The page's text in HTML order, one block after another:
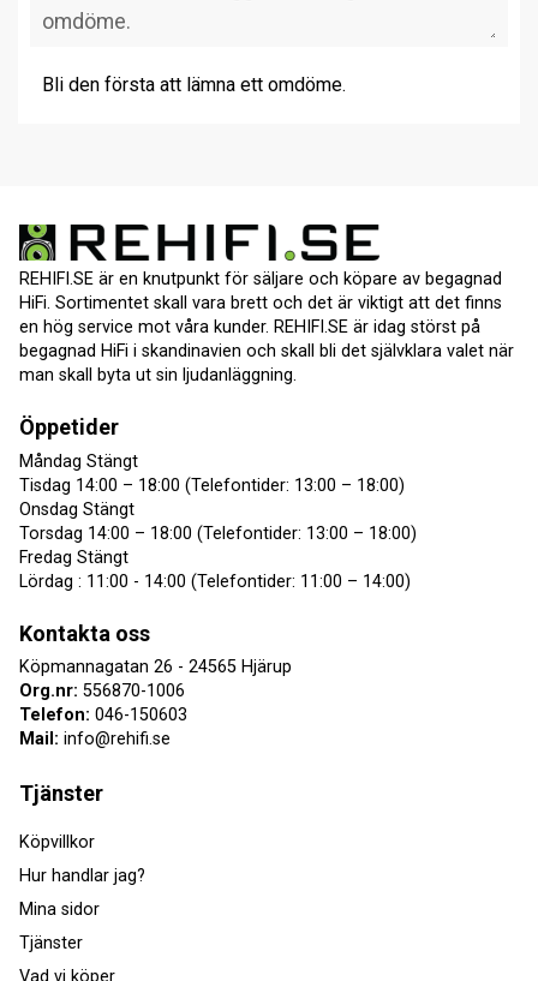
Bli den första att lämna ett omdöme.
REHIFI.SE är en knutpunkt för säljare och köpare av begagnad
HiFi. Sortimentet skall vara brett och det är viktigt att det finns
en hög service mot våra kunder. REHIFI.SE är idag störst på
begagnad HiFi i skandinavien och skall bli det självklara valet när
man skall byta ut sin ljudanläggning.
Öppetider
Måndag Stängt
Tisdag 14:00 – 18:00 (Telefontider: 13:00 – 18:00)
Onsdag Stängt
Torsdag 14:00 – 18:00 (Telefontider: 13:00 – 18:00)
Fredag Stängt
Lördag : 11:00 - 14:00 (Telefontider: 11:00 – 14:00)
Kontakta oss
Köpmannagatan 26 - 24565 Hjärup
Org.nr: 556870-1006
Telefon: 046-150603
Mail: info@rehifi.se
Tjänster
Köpvillkor
Hur handlar jag?
Mina sidor
Tjänster